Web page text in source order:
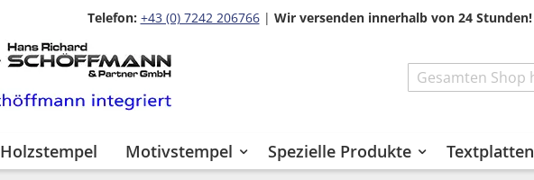
Telefon: +43 (0) 7242 206766| Wir versenden innerhalb von 24 Stunden!
Holzstempel Motivstempel Spezielle Produkte Textplatten